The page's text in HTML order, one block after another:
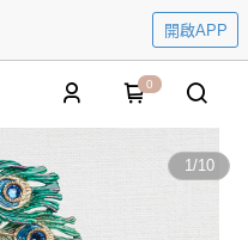
開啟APP
0
1/10